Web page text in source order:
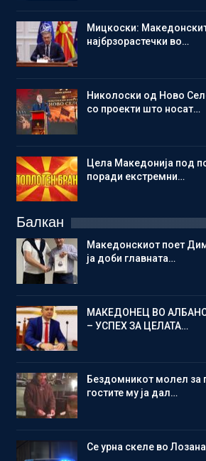
Мицкоски:
најбрзорастечки во…
Николоски од Ново
со проекти што носат…
Цела Македонија под
поради екстремни…
Балкан
Македонскиот поет
ја доби главната…
МАКЕДОНЕЦ ВО
– УСПЕХ ЗА ЦЕЛАТА…
Бездомникот молел за
гостите му ја дал…
Се урна скеле во